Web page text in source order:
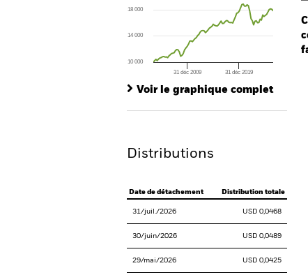
The chart has 1 Y axis displaying values.
31 déc 2009 31 déc 2019
10 000
14 000
18 000
Voir le graphique complet
Distributions
Date de détachement Distribution totale
31/juil./2026 USD 0,0468
30/juin/2026 USD 0,0489
29/mai/2026 USD 0,0425